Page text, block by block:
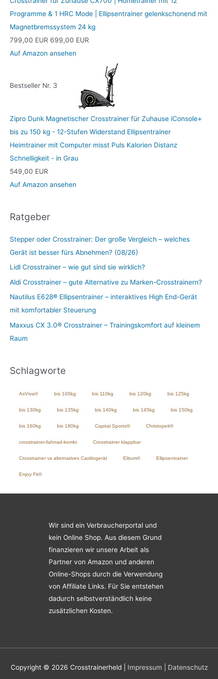
Programme & 1 HRC Mode | Ellipsentrainer gelenkschonend mit
Magnetbremssystem 24 kg
799,00 EUR 699,00 EUR
Auf Amazon ansehen
Bestseller Nr. 3
Zipro Dunk Magnetischer Crosstrainer für Zuhause iConsole+
bis zu 150 kg - 12-Stufen Widerstand Ellipsentrainer
Heimtrainer mit Computer misst Puls Kalorien Distanz
Schnelligkeit - in Grau
549,00 EUR
Auf Amazon ansehen
Ratgeber
Stepper oder Crosstrainer: Der große Vergleich – welches
Gerät ist besser fürs Abnehmen? (08/26)
Lidl Crosstrainer – wie gut sind sie wirklich?
Aldi Crosstrainer – gute Alternative zu Marken-Crosstrainern?
Nautilus E628® Ellipsentrainer – interaktives High End-Gerät
mit komfortabler Steuerung
Maxxus CX 3.0® Crosstrainer – Trainingskomfort auf kleinem
Raum
Schlagworte
AsViva® bis 100kg bis 110kg bis 120kg bis 125kg
bis 130kg bis 135kg bis 140kg bis 145kg bis 150kg
bis 160kg bis 180kg Capital Sports® Christopeit®
crosstrainer-fahrrad-kombi Crosstrainer klappbar
Crosstrainer vs alternatives Cardiogerät Elitum® Ellipsentrainer
Enjoy Fit®
Wir sind ein Verbraucherportal und
kein Online Shop. Aus diesem Grund
finanzieren wir unsere Arbeit als
Partner von Amazon und anderen
Online-Shops durch die Verwendung
von Affiliate Links. Für Sie entstehen
dadurch selbstverständlich keine
zusätzlichen Kosten.
Copyright © 2026 Crosstrainerheld| Impressum | DatenschutzTop